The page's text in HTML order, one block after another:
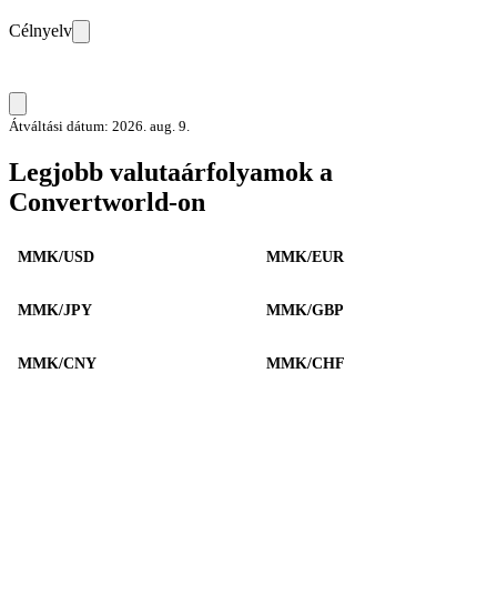
Célnyelv
Átváltási dátum: 2026. aug. 9.
Legjobb valutaárfolyamok a
Convertworld-on
MMK/USD MMK/EUR
MMK/JPY MMK/GBP
MMK/CNY MMK/CHF